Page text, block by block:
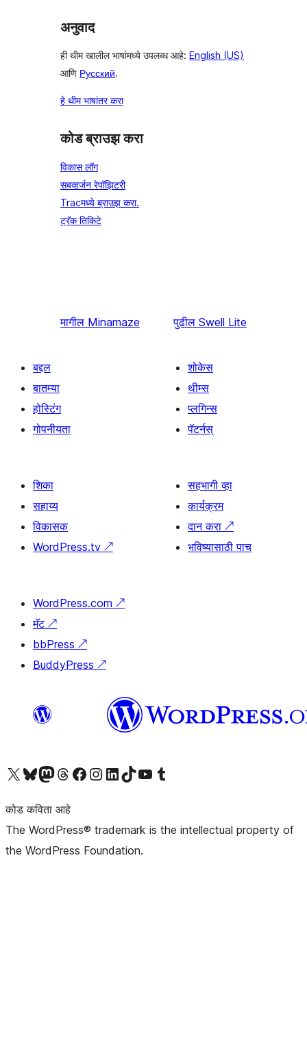
अनुवाद
ही थीम खालील भाषांमध्ये उपलब्ध आहे: English (US)
आणि Русский.
हे थीम भाषांतर करा
कोड ब्राउझ करा
विकास लॉग
सबव्हर्जन रेपॉझिटरी
Tracमध्ये ब्राउझ करा.
ट्रॅक तिकिटे
मागील Minamaze पुढील Swell Lite
बद्दल
बातम्या
होस्टिंग
गोपनीयता
शोकेस
थीम्स
प्लगिन्स
पॅटर्नस्
शिका
सहाय्य
विकासक
WordPress.tv ↗
सहभागी व्हा
कार्यक्रम
दान करा ↗
भविष्यासाठी पाच
WordPress.com ↗
मॅट ↗
bbPress ↗
BuddyPress ↗
आमच्या X (एक्स) (पूर्वीचे ट्विटर) खात्याला भेट द्या आमच्या ब्लूस्की खात्याला भेट द्या.आमच्या Mastodon खात्याला भेट द्या.आमच्या थ्रेड्स खात्याला भेट द्या. आमच्या फेसबुक पेजला भेट द्या आमच्या इंस्टाग्राम खात्याला भेट द्या आमच्या लिंक्डइन खात्याला भेट द्या आमच्या टिकटॉक अकाउंटला भेट द्या.आमच्या यूट्यूब चॅनेलला भेट द्या आमच्या टंबलर खात्याला भेट द्या.
कोड कविता आहे
The WordPress® trademark is the intellectual property of
the WordPress Foundation.